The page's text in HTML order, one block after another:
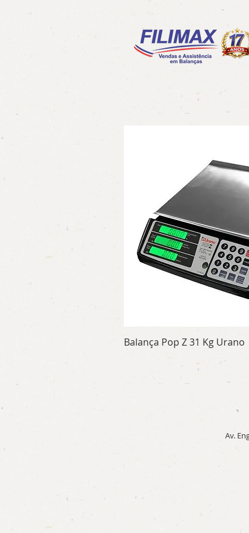
Visualização
Balança Pop Z 31 Kg Urano
Av.